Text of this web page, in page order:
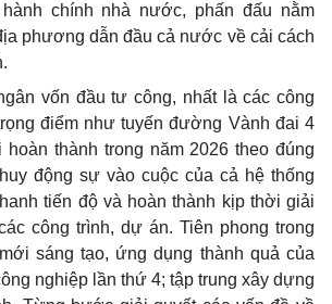
chính nhà nước, phấn đấu nằm
phương dẫn đầu cả nước về cải cách
vốn đầu tư công, nhất là các công
điểm như tuyến đường Vành đai 4
hoàn thành trong năm 2026 theo đúng
động sự vào cuộc của cả hệ thống
tiến độ và hoàn thành kịp thời giải
công trình, dự án. Tiên phong trong
sáng tạo, ứng dụng thành quả của
nghiệp lần thứ 4; tập trung xây dựng